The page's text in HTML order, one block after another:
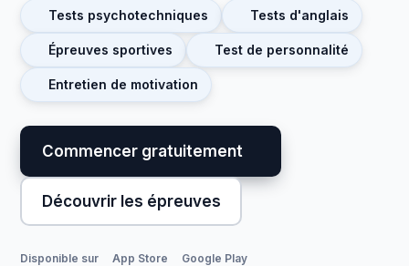
Tests psychotechniques Tests d'anglais
Épreuves sportives Test de personnalité
Entretien de motivation
Commencer gratuitement
Découvrir les épreuves
Disponible sur App Store Google Play